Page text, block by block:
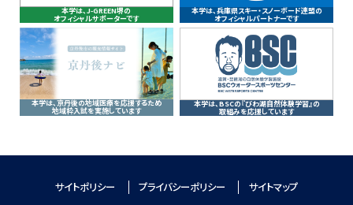
本学は、J-GREEN堺の
オフィシャルサポーターです
本学は、兵庫県スキー・スノーボード連盟の
オフィシャルパートナーです
本学は、京丹後の地域医療を応援するため
地域枠入試を実施しています
本学は、BSCの『びわ湖自然体験学習』の
取組みを応援しています
サイトポリシー プライバシーポリシー サイトマップ